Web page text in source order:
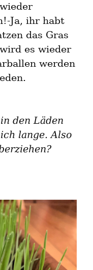
Ja, ihr habt
das Gras
es wieder
werden
den Läden
lange. Also